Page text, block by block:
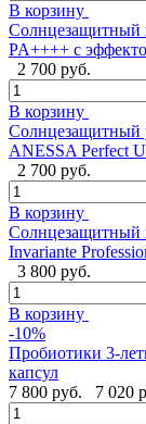
В корзину
Солнцезащитный
PA++++ с
2 700 руб.
В корзину
Солнцезащитный
ANESSA Perfect
2 700 руб.
В корзину
Cолнцезащитный
Invariante
3 800 руб.
В корзину
-10%
Пробиотики 3-
капсул
7 800 руб.
7 020